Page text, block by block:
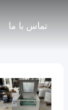
تماس با ما